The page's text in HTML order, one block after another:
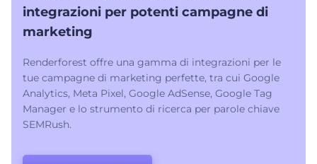
integrazioni per potenti campagne di
marketing
Renderforest offre una gamma di integrazioni per le
tue campagne di marketing perfette, tra cui Google
Analytics, Meta Pixel, Google AdSense, Google Tag
Manager e lo strumento di ricerca per parole chiave
SEMRush.